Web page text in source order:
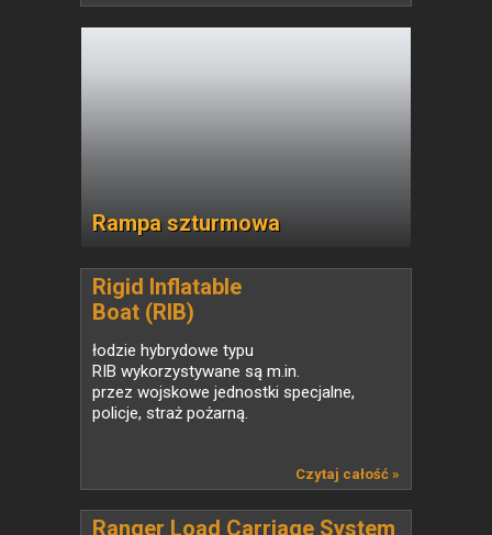
Rampa szturmowa
Rigid Inflatable
Boat (RIB)
łodzie hybrydowe typu
RIB wykorzystywane są m.in.
przez wojskowe jednostki specjalne,
policje, straż pożarną.
Czytaj całość »
Ranger Load Carriage System